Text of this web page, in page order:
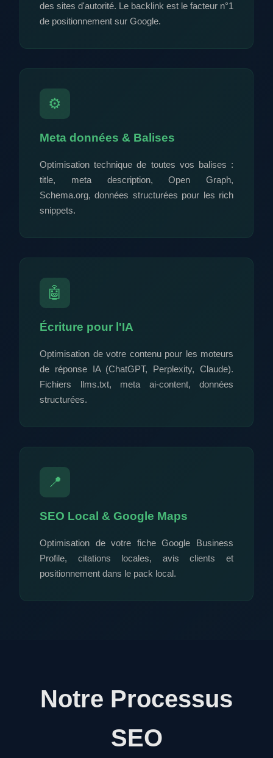
des sites d'autorité. Le backlink est le facteur n°1
de positionnement sur Google.
⚙️
Meta données & Balises
Optimisation technique de toutes vos balises :
title, meta description, Open Graph,
Schema.org, données structurées pour les rich
snippets.
🤖
Écriture pour l'IA
Optimisation de votre contenu pour les moteurs
de réponse IA (ChatGPT, Perplexity, Claude).
Fichiers llms.txt, meta ai-content, données
structurées.
📍
SEO Local & Google Maps
Optimisation de votre fiche Google Business
Profile, citations locales, avis clients et
positionnement dans le pack local.
Notre Processus
SEO